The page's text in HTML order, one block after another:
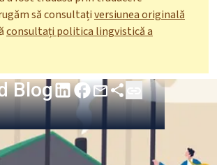
să consultațiversiunea originală
consultați politica lingvistică a
Blog